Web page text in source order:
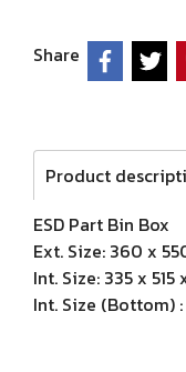
Share
Product
ESD Part Bin Box
Ext. Size: 360 x
Int. Size: 335 x 515
Int. Size (Bottom) :